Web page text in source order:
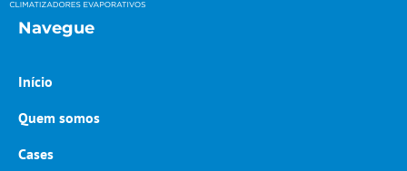
Navegue
Início
Quem somos
Cases